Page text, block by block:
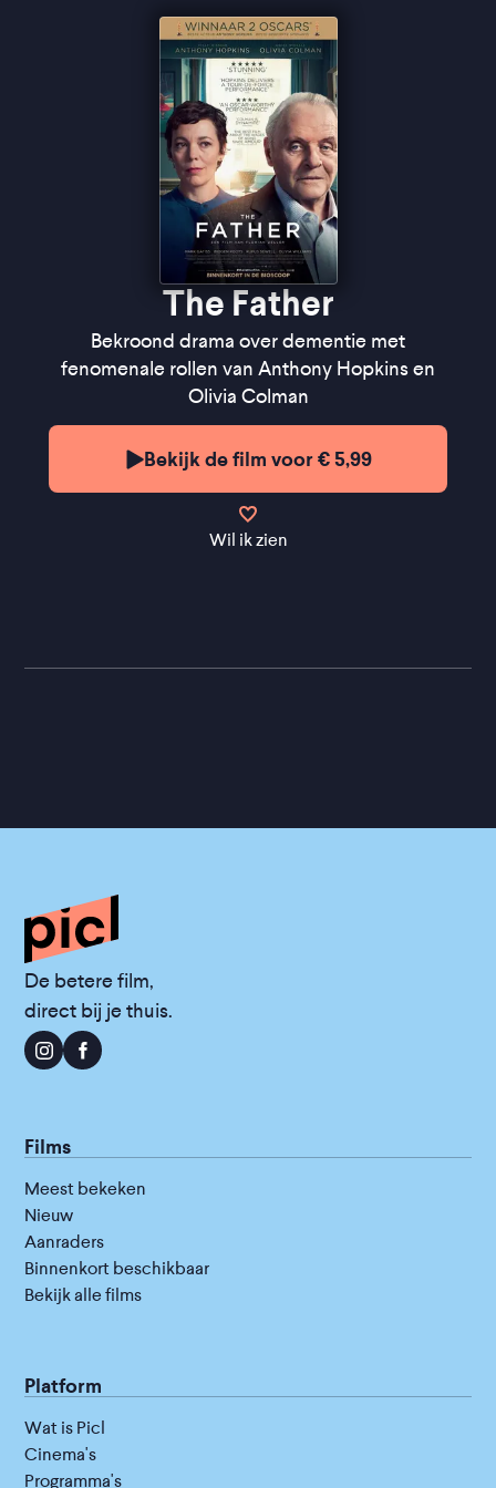
realistisch en herkenbaar tragisch is'' ★★★★
''Anthony Hopkins maakt de terreur van het
vergeten voelbaar'' ★★★★ De Morgen
''De film verwart en desoriënteert, en haalt onze
belevingswereld door de mangel'' ★★★★
The Father
Bekroond drama over dementie met
fenomenale rollen van Anthony Hopkins en
Olivia Colman
Bekijk de film voor € 5,99
Wil ik zien
De betere film,
direct bij je thuis.
Films
Meest bekeken
Nieuw
Aanraders
Binnenkort beschikbaar
Bekijk alle films
Platform
Wat is Picl
Cinema's
Programma's